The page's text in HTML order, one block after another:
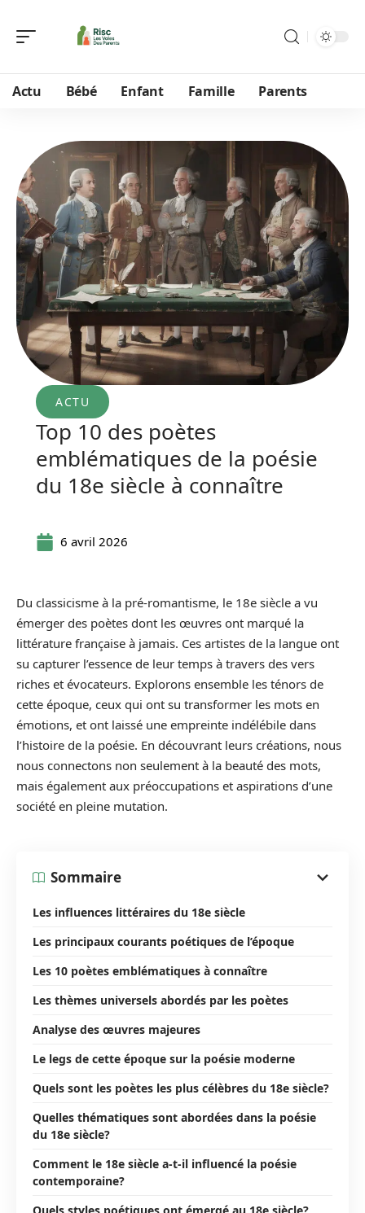
Actu Bébé Enfant Famille Parents
ACTU
Top 10 des poètes
emblématiques de la poésie
du 18e siècle à connaître
6 avril 2026
Du classicisme à la pré-romantisme, le 18e siècle a vu
émerger des poètes dont les œuvres ont marqué la
littérature française à jamais. Ces artistes de la langue ont
su capturer l’essence de leur temps à travers des vers
riches et évocateurs. Explorons ensemble les ténors de
cette époque, ceux qui ont su transformer les mots en
émotions, et ont laissé une empreinte indélébile dans
l’histoire de la poésie. En découvrant leurs créations, nous
nous connectons non seulement à la beauté des mots,
mais également aux préoccupations et aspirations d’une
société en pleine mutation.
Sommaire
Les influences littéraires du 18e siècle
Les principaux courants poétiques de l’époque
Les 10 poètes emblématiques à connaître
Les thèmes universels abordés par les poètes
Analyse des œuvres majeures
Le legs de cette époque sur la poésie moderne
Quels sont les poètes les plus célèbres du 18e siècle?
Quelles thématiques sont abordées dans la poésie
du 18e siècle?
Comment le 18e siècle a-t-il influencé la poésie
contemporaine?
Quels styles poétiques ont émergé au 18e siècle?